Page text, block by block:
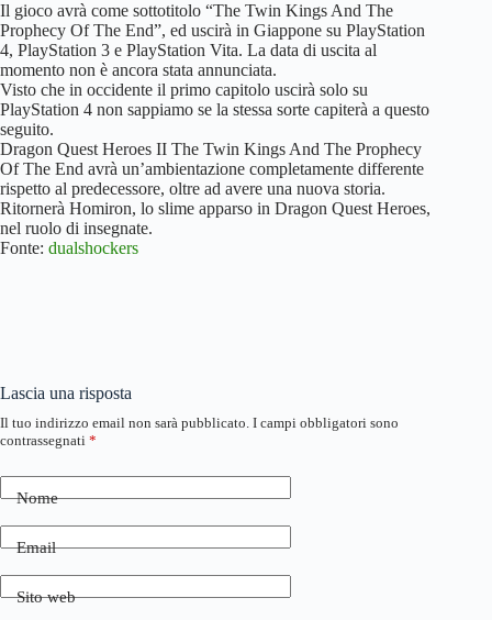
Il gioco avrà come sottotitolo “The Twin Kings And The
Prophecy Of The End”, ed uscirà in Giappone su PlayStation
4, PlayStation 3 e PlayStation Vita. La data di uscita al
momento non è ancora stata annunciata.
Visto che in occidente il primo capitolo uscirà solo su
PlayStation 4 non sappiamo se la stessa sorte capiterà a questo
seguito.
Dragon Quest Heroes II The Twin Kings And The Prophecy
Of The End avrà un’ambientazione completamente differente
rispetto al predecessore, oltre ad avere una nuova storia.
Ritornerà Homiron, lo slime apparso in Dragon Quest Heroes,
nel ruolo di insegnate.
Fonte: dualshockers
Lascia una risposta
Il tuo indirizzo email non sarà pubblicato. I campi obbligatori sono
contrassegnati *
Nome
Email
Sito web